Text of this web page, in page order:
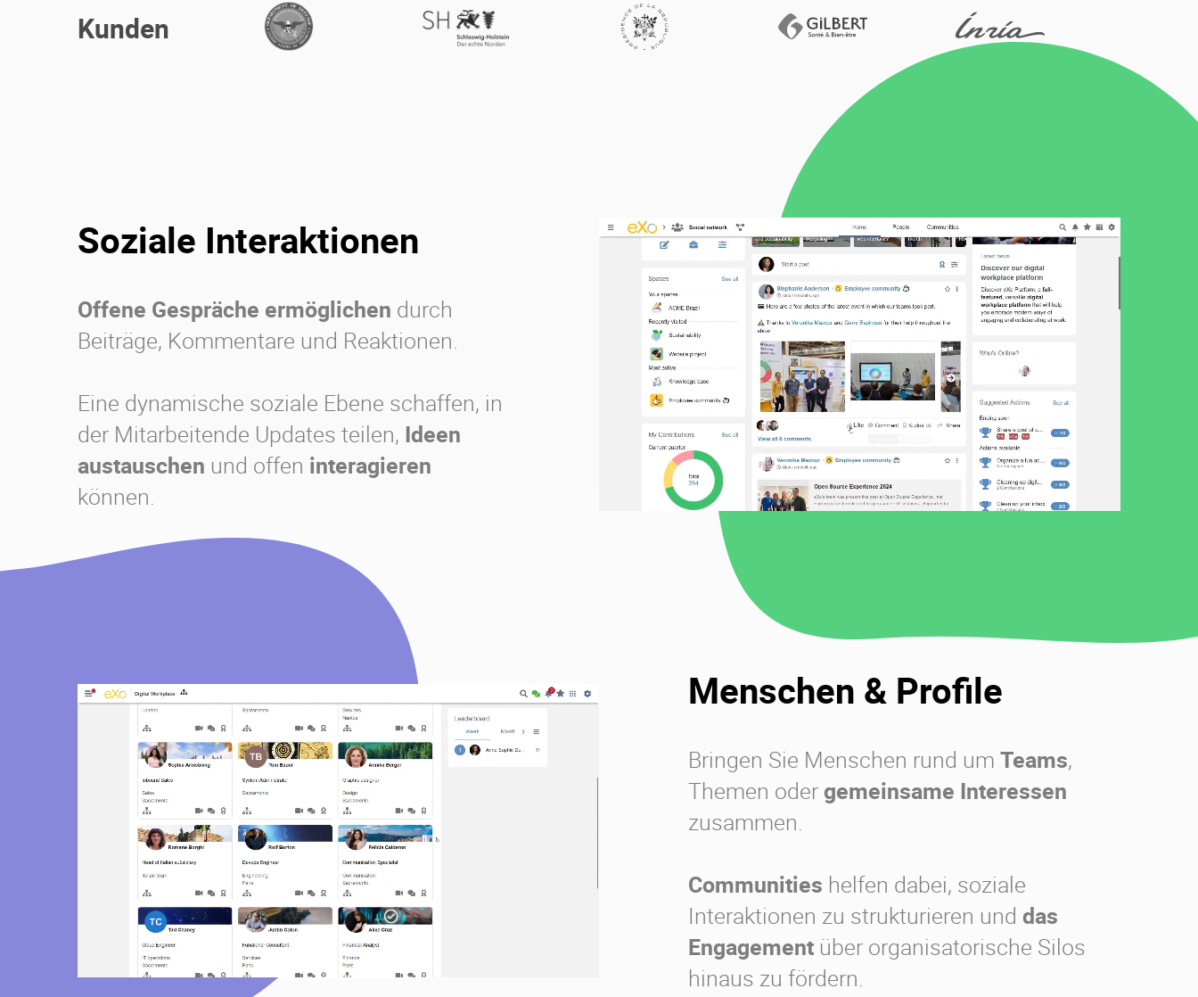
Kunden
Soziale Interaktionen
Offene Gespräche ermöglichen durch
Beiträge, Kommentare und Reaktionen.
Eine dynamische soziale Ebene schaffen, in
der Mitarbeitende Updates teilen, Ideen
austauschen und offen interagieren
können.
Menschen & Profile
Bringen Sie Menschen rund um Teams,
Themen oder gemeinsame Interessen
zusammen.
Communities helfen dabei, soziale
Interaktionen zu strukturieren und das
Engagement über organisatorische Silos
hinaus zu fördern.